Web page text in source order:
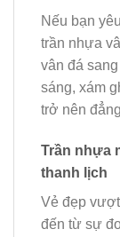
Nếu bạn
trần nhựa
vân đá
sáng, xám
trở nên
Trần nhựa
thanh lịch
Vẻ đẹp
đến từ sự